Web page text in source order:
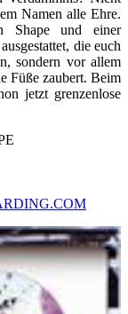
Namen alle Ehre.
Shape und einer
die euch
sondern vor allem
Füße zaubert. Beim
jetzt grenzenlose